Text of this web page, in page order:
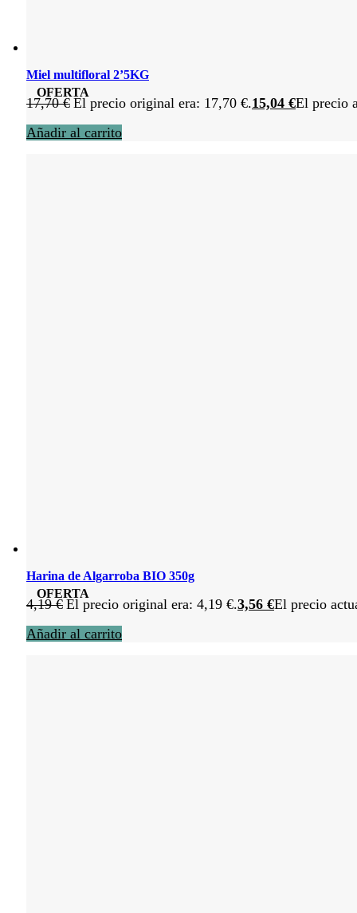
OFERTA
Miel multifloral 2’5KG
17,70€ El precio original era: 17,70 €.15,04 €El precio
Añadir al carrito
OFERTA
Harina de Algarroba BIO 350g
4,19€ El precio original era: 4,19 €.3,56 €El precio
Añadir al carrito